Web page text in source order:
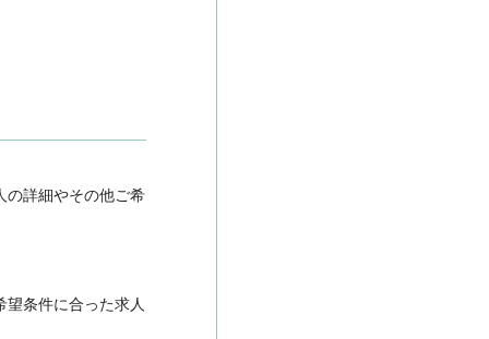
の詳細やその他ご希
条件に合った求人